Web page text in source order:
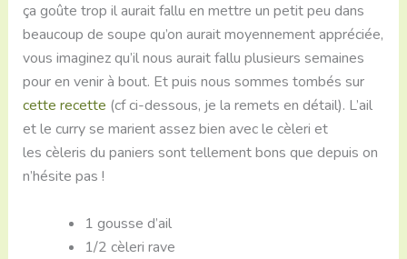
ça goûte trop il aurait fallu en mettre un petit peu dans
beaucoup de soupe qu’on aurait moyennement appréciée,
vous imaginez qu’il nous aurait fallu plusieurs semaines
pour en venir à bout. Et puis nous sommes tombés sur
cette recette (cf ci-dessous, je la remets en détail). L’ail
et le curry se marient assez bien avec le cèleri et
les cèleris du paniers sont tellement bons que depuis on
n’hésite pas !
1 gousse d’ail
1/2 cèleri rave